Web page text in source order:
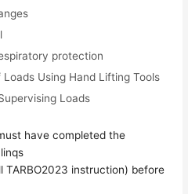
protection
Using Hand Lifting Tools
Loads
have completed the
TARBO2023 instruction) before